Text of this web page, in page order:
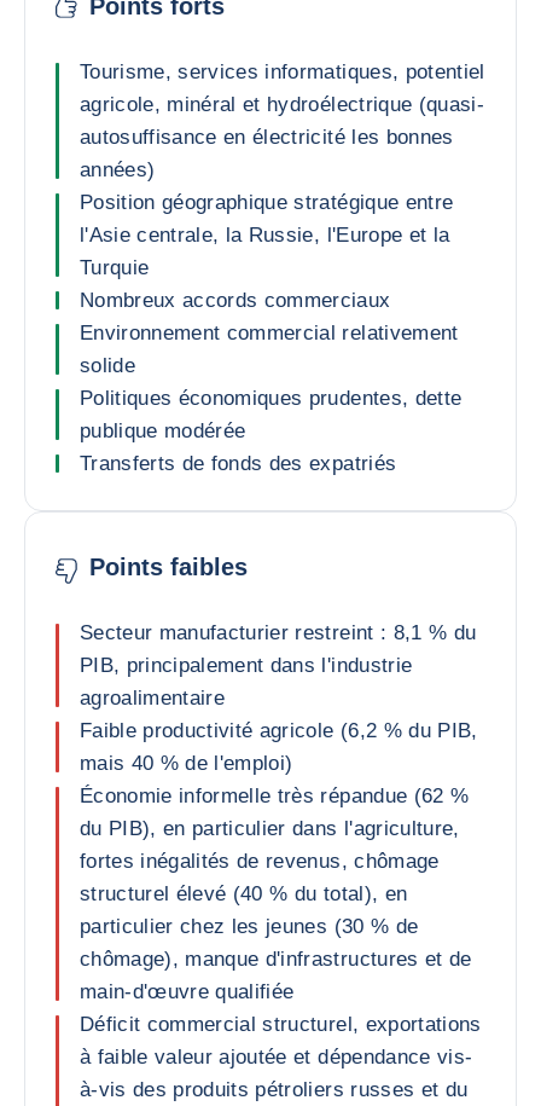
Points forts
Tourisme, services informatiques, potentiel
agricole, minéral et hydroélectrique (quasi-
autosuffisance en électricité les bonnes
années)
Position géographique stratégique entre
l'Asie centrale, la Russie, l'Europe et la
Turquie
Nombreux accords commerciaux
Environnement commercial relativement
solide
Politiques économiques prudentes, dette
publique modérée
Transferts de fonds des expatriés
Points faibles
Secteur manufacturier restreint : 8,1 % du
PIB, principalement dans l'industrie
agroalimentaire
Faible productivité agricole (6,2 % du PIB,
mais 40 % de l'emploi)
Économie informelle très répandue (62 %
du PIB), en particulier dans l'agriculture,
fortes inégalités de revenus, chômage
structurel élevé (40 % du total), en
particulier chez les jeunes (30 % de
chômage), manque d'infrastructures et de
main-d'œuvre qualifiée
Déficit commercial structurel, exportations
à faible valeur ajoutée et dépendance vis-
à-vis des produits pétroliers russes et du